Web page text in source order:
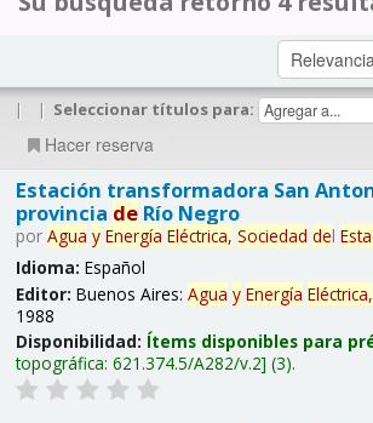
| | Seleccionar títulos para:
Hacer reserva
Estación transformadora San
provincia deRío Negro
por Agua y Energía Eléctrica, Sociedad del
Idioma: Español
Editor: Buenos Aires: Agua y Energía Eléctrica,
1988
Disponibilidad: Ítems disponibles para
topográfica: 621.374.5/A282/v.2 (3).